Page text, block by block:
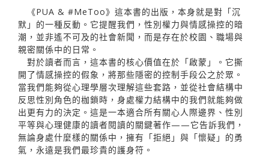
《PUA & #MeToo》這本書的出版，本身就是對「沉
默」的一種反動。它提醒我們，性別權力與情感操控的暗
潮，並非遙不可及的社會新聞，而是存在於校園、職場與
親密關係中的日常。
對於讀者而言，這本書的核心價值在於「啟蒙」。它撕
開了情感操控的假象，將那些隱密的控制手段公之於眾。
當我們能夠從心理學層次理解這些套路，並從社會結構中
反思性別角色的枷鎖時，身處權力結構中的我們就能夠做
出更有力的決定。這是一本適合所有關心人際邊界、性別
平等與心理健康的讀者閱讀的關鍵著作——它告訴我們，
無論身處什麼樣的關係中，擁有「拒絕」與「懷疑」的勇
氣，永遠是我們最珍貴的護身符。